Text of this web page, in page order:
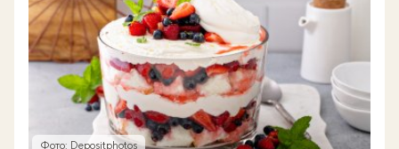
Фото: Depositphotos